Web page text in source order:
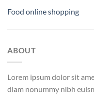
Food online shopping
ABOUT
Lorem ipsum dolor sit
diam nonummy nibh